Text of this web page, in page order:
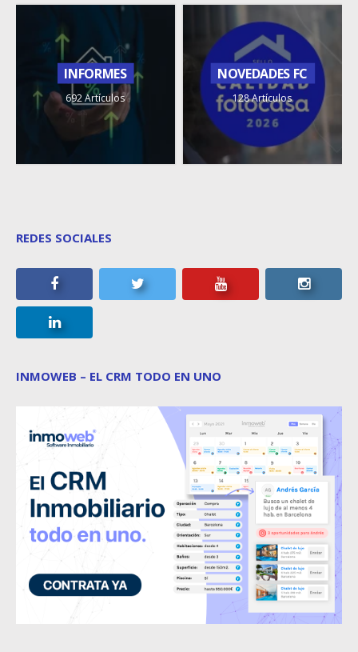
INFORMES
692 Artículos
NOVEDADES FC
128 Artículos
REDES SOCIALES
INMOWEB – EL CRM TODO EN UNO